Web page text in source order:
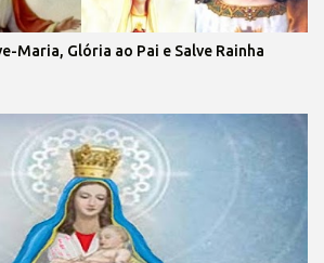
Maria, Glória ao Pai e Salve Rainha